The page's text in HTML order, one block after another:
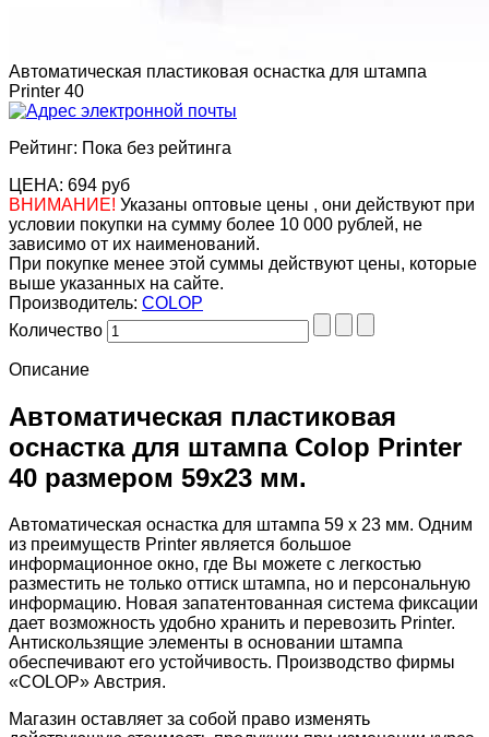
Автоматическая пластиковая оснастка для штампа
Printer 40
Рейтинг: Пока без рейтинга
ЦЕНА: 694 руб
ВНИМАНИЕ! Указаны оптовые цены , они действуют при
условии покупки на сумму более 10 000 рублей, не
зависимо от их наименований.
При покупке менее этой суммы действуют цены, которые
выше указанных на сайте.
Производитель: COLOP
Количество
Описание
Автоматическая пластиковая
оснастка для штампа Colop Printer
40 размером 59х23 мм.
Автоматическая оснастка для штампа 59 х 23 мм. Одним
из преимуществ Printer является большое
информационное окно, где Вы можете с легкостью
разместить не только оттиск штампа, но и персональную
информацию. Новая запатентованная система фиксации
дает возможность удобно хранить и перевозить Printer.
Антискользящие элементы в основании штампа
обеспечивают его устойчивость. Производство фирмы
«COLOP» Австрия.
Магазин оставляет за собой право изменять